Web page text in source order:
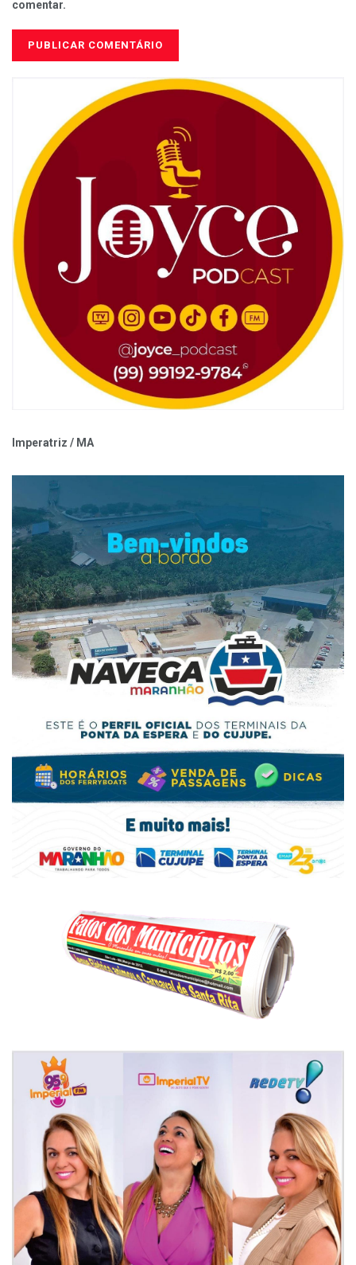
comentar.
Imperatriz / MA